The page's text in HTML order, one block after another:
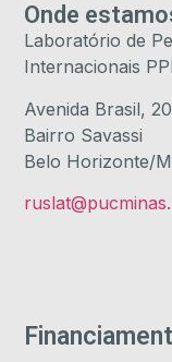
Onde
Laboratório de
Internacionais
Avenida Brasil,
Bairro Savassi
Belo Horizonte/